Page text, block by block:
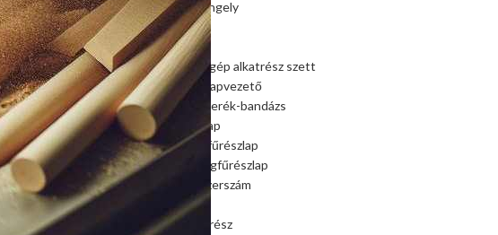
Hasítógép tengely
Ékszíjtárcsa
Csapágy
Kúpos hasítógép alkatrész szett
Szalagfűrész lapvezető
Szalagfűrészkerék-bandázs
Szalagfűrészlap
Faipari szalagfűrészlap
Húsipari szalagfűrészlap
Faipari gép, szerszám
Ágaprító
Offroad alkatrész